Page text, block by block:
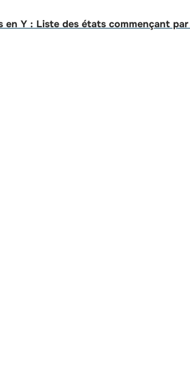
en Y : Liste des états commençant